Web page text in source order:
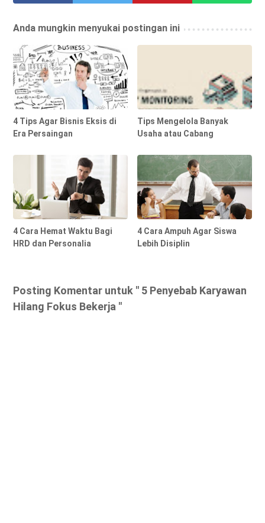
Anda mungkin menyukai postingan ini
4 Tips Agar Bisnis Eksis di
Era Persaingan
Tips Mengelola Banyak
Usaha atau Cabang
4 Cara Hemat Waktu Bagi
HRD dan Personalia
4 Cara Ampuh Agar Siswa
Lebih Disiplin
Posting Komentar untuk " 5 Penyebab Karyawan
Hilang Fokus Bekerja "